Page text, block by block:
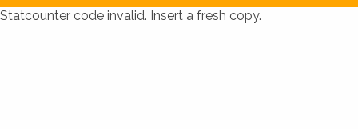
Statcounter code invalid. Insert a fresh copy.